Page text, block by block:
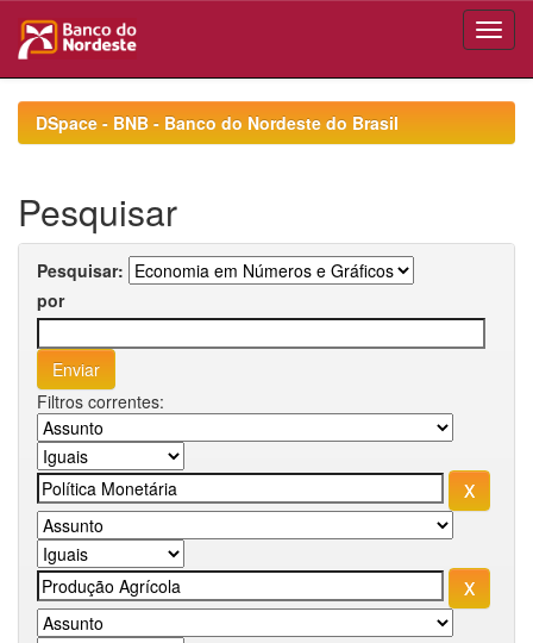
navigationDSpace - BNB - Banco do Nordeste do Brasil
Pesquisar
Pesquisar:
por
Filtros correntes: